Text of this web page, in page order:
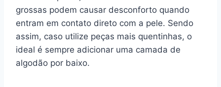
grossas podem causar desconforto quando
entram em contato direto com a pele. Sendo
assim, caso utilize peças mais quentinhas, o
ideal é sempre adicionar uma camada de
algodão por baixo.